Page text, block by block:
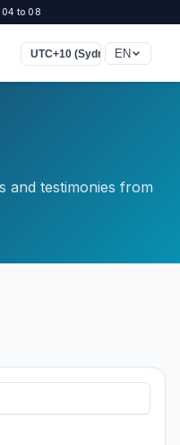
04 to 08
UTC+10 (Sydney)EN
and testimonies from